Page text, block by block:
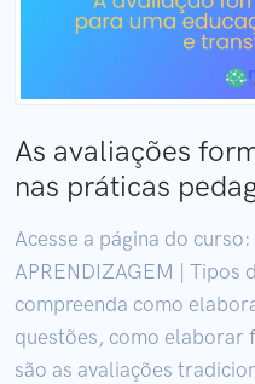
As avaliações
nas práticas
Acesse a página do curso:
APRENDIZAGEM | Tipos
compreenda como
questões, como elaborar
são as avaliações